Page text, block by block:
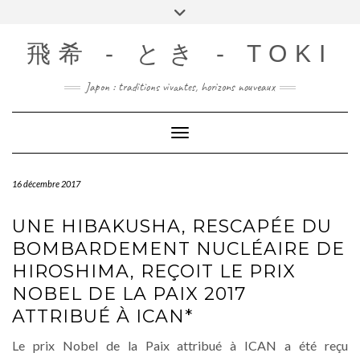
content飛希 - とき - TOKI
Japon : traditions vivantes, horizons nouveaux
Toggle Navigation
16 décembre 2017
UNE HIBAKUSHA, RESCAPÉE DU
BOMBARDEMENT NUCLÉAIRE DE
HIROSHIMA, REÇOIT LE PRIX
NOBEL DE LA PAIX 2017
ATTRIBUÉ À ICAN*
Le prix Nobel de la Paix attribué à ICAN a été reçu